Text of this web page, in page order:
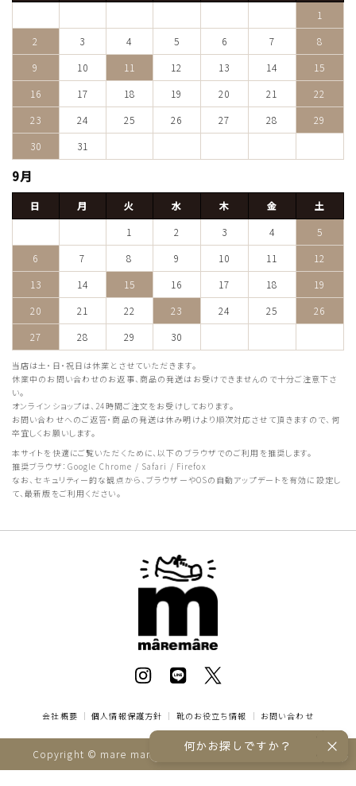
1
2
3 4 5 6 7
8
9
10 11 12 13 14
15
16
17 18 19 20 21
22
23
24 25 26 27 28
29
30
31
9月
日 月 火 水 木 金
土
1
2 3 4
5
6
7 8 9 10 11
12
13
14 15 16 17 18
19
20
21 22 23 24 25
26
27
28 29 30
当店は土・日・祝日は休業とさせていただきます。
休業中のお問い合わせのお返事、商品の発送はお受けできませんので十分ご注意下さ
い。
オンラインショップは、24時間ご注文をお受けしております。
お問い合わせへのご返答・商品の発送は休み明けより順次対応させて頂きますので、何
卒宜しくお願いします。
本サイトを快適にご覧いただくために、以下のブラウザでのご利用を推奨します。
推奨ブラウザ：Google Chrome / Safari / Firefox
なお、セキュリティー的な観点から、ブラウザーやOSの自動アップデートを有効に設定し
て、最新版をご利用ください。
会社概要 ｜個人情報保護方針 ｜ 靴のお役立ち情報 ｜ お問い合わせ
Copyright © mare mare online store All rights reserved.
何かお探しですか？